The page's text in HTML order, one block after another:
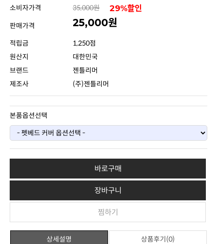
소비자가격 35,000원 29%할인
판매가격 25,000원
적립금
1,250점
원산지
대한민국
브랜드
젠틀리머
제조사
(주)젠틀리머
본품옵션선택
바로구매
장바구니
찜하기
상세설명 상품후기(0)